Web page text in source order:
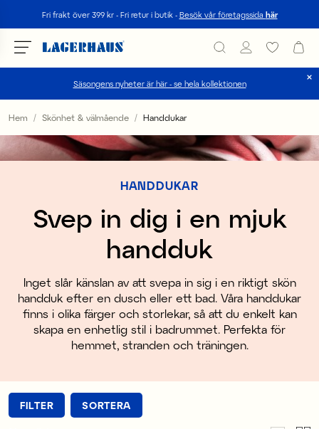
Fri frakt över 399 kr - Fri retur i butik - Besök vår företagssida här
Säsongens nyheter är här - se hela kollektionen
Välj språk / valuta
DK / EUR
SE / SEK
Hem Skönhet & välmående Handdukar
HANDDUKAR
Svep in dig i en mjuk
handduk
Inget slår känslan av att svepa in sig i en riktigt skön
handduk efter en dusch eller ett bad. Våra handdukar
finns i olika färger och storlekar, så att du enkelt kan
skapa en enhetlig stil i badrummet. Perfekta för
hemmet, stranden och träningen.
FILTER SORTERA